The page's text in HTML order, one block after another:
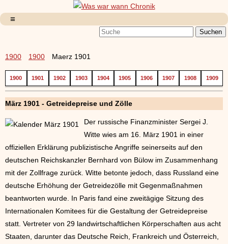
1900 1900 Maerz 1901
1900 1901 1902 1903 1904 1905 1906 1907 1908 1909
März 1901 - Getreidepreise und Zölle
Der russische Finanzminister Sergei J.
Witte wies am 16. März 1901 in einer
offiziellen Erklärung publizistische Angriffe seinerseits auf den
deutschen Reichskanzler Bernhard von Bülow im Zusammenhang
mit der Zollfrage zurück. Witte betonte jedoch, dass Russland eine
deutsche Erhöhung der Getreidezölle mit Gegenmaßnahmen
beantworten wurde. In Paris fand eine zweitägige Sitzung des
Internationalen Komitees für die Gestaltung der Getreidepreise
statt. Vertreter von 29 landwirtschaftlichen Körperschaften aus acht
Staaten, darunter das Deutsche Reich, Frankreich und Österreich,